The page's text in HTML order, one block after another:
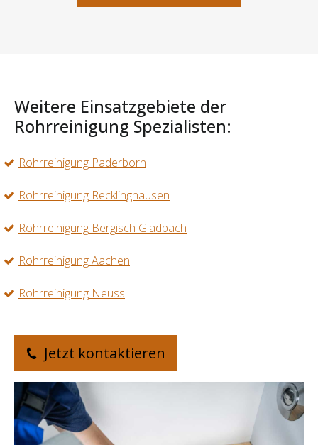
Weitere Einsatzgebiete der
Rohrreinigung Spezialisten:
Rohrreinigung Paderborn
Rohrreinigung Recklinghausen
Rohrreinigung Bergisch Gladbach
Rohrreinigung Aachen
Rohrreinigung Neuss
Jetzt kontaktieren